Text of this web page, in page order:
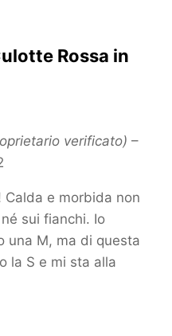
Rossa in
verificato) –
Calda e morbida non
sui fianchi. Io
una M, ma di questa
la S e mi sta alla